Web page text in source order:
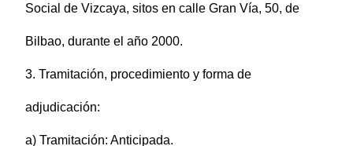
Social de Vizcaya, sitos en calle Gran Vía, 50, de
Bilbao, durante el año 2000.
3. Tramitación, procedimiento y forma de
adjudicación:
a) Tramitación: Anticipada.